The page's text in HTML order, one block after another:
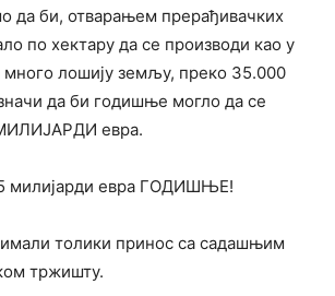
да би, отварањем прерађивачких
по хектару да се производи као у
много лошију земљу, преко 35.000
да би годишње могло да се
евра.
милијарди евра ГОДИШЊЕ!
толики принос са садашњим
тржишту.